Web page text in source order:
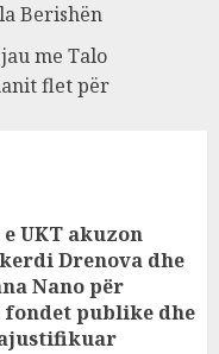
Berishën
me Talo
flet për
UKT akuzon
Drenova dhe
Nano për
fondet publike dhe